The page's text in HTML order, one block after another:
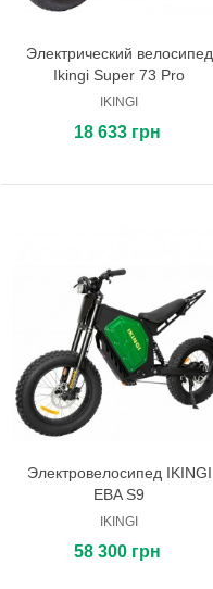
В корзину
Электрический велосипед
Ikingi Super 73 Pro
IKINGI
18 633 грн
В корзину
Электровелосипед IKINGI
EBA S9
IKINGI
58 300 грн